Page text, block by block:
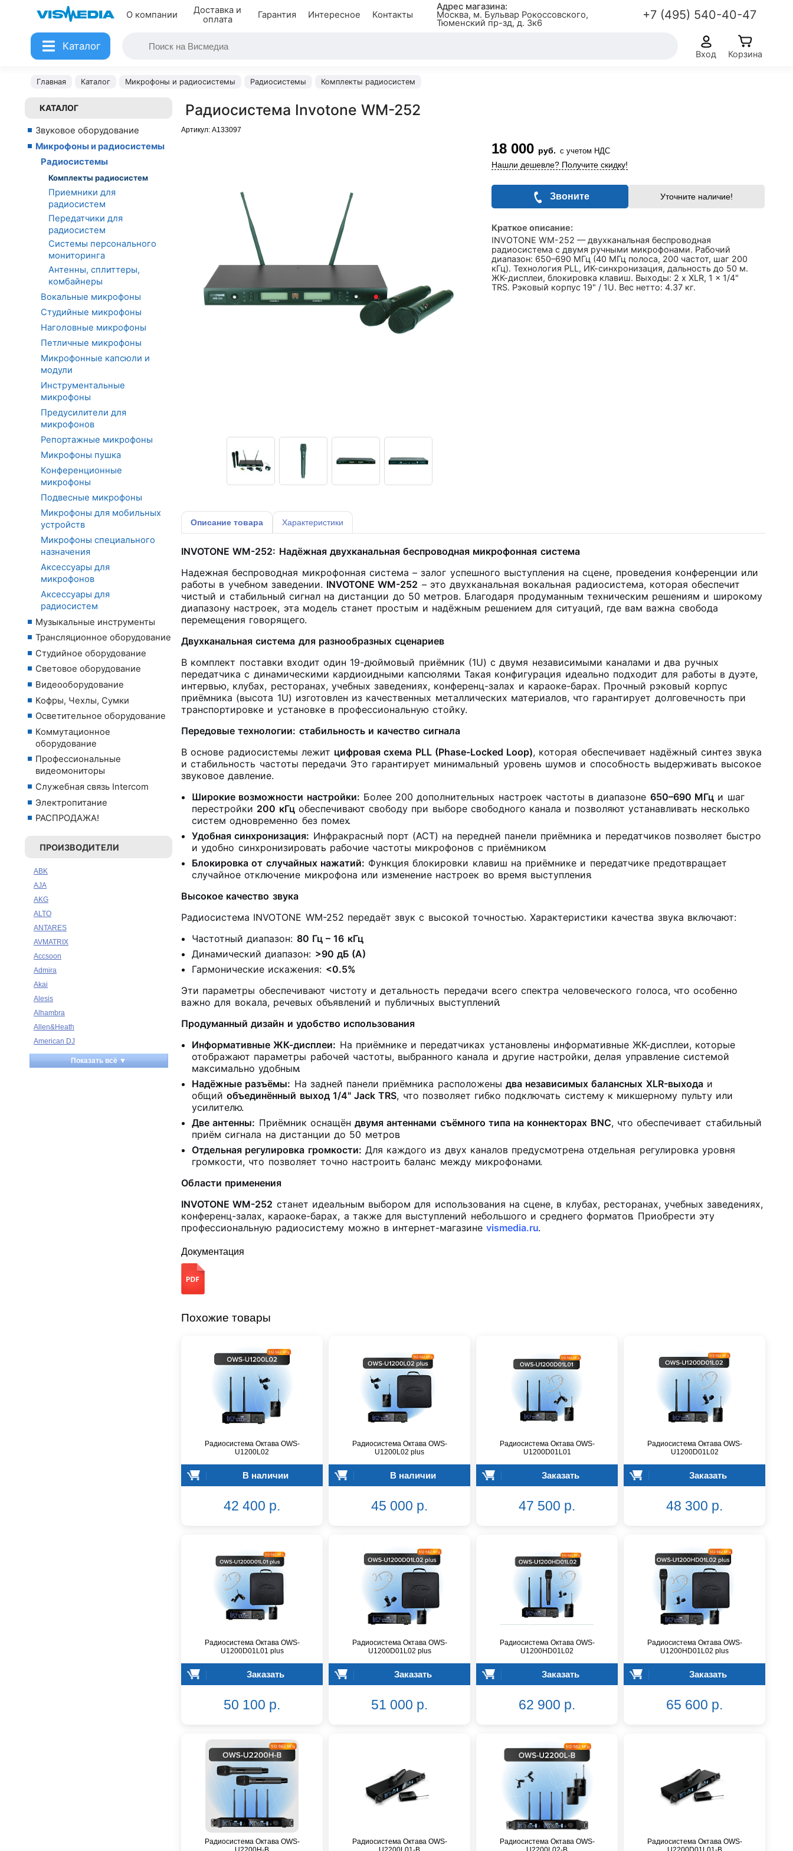
О компании
Доставка и
оплата
Гарантия Интересное Контакты
Адрес магазина:
Москва, м. Бульвар Рокоссовского,
Тюменский пр-зд, д. 3к6
+7 (495) 540-40-47
Каталог
Вход Корзина
Главная Каталог Микрофоны и радиосистемы Радиосистемы Комплекты радиосистем
КАТАЛОГ
Звуковое оборудование
Микрофоны и радиосистемы
Радиосистемы
Комплекты радиосистем
Приемники для
радиосистем
Передатчики для
радиосистем
Системы персонального
мониторинга
Антенны, сплиттеры,
комбайнеры
Вокальные микрофоны
Студийные микрофоны
Наголовные микрофоны
Петличные микрофоны
Микрофонные капсюли и
модули
Инструментальные
микрофоны
Предусилители для
микрофонов
Репортажные микрофоны
Микрофоны пушка
Конференционные
микрофоны
Подвесные микрофоны
Микрофоны для мобильных
устройств
Микрофоны специального
назначения
Аксессуары для
микрофонов
Аксессуары для
радиосистем
Музыкальные инструменты
Трансляционное оборудование
Студийное оборудование
Световое оборудование
Видеооборудование
Кофры, Чехлы, Сумки
Осветительное оборудование
Коммутационное
оборудование
Профессиональные
видеомониторы
Служебная связь Intercom
Электропитание
РАСПРОДАЖА!
ПРОИЗВОДИТЕЛИ
ABK
AJA
AKG
ALTO
ANTARES
AVMATRIX
Accsoon
Admira
Akai
Alesis
Alhambra
Allen&Heath
American DJ
Ampeg
Apart
Показать всё ▼
Радиосистема Invotone WM-252
Артикул: A133097
18 000 руб. с учетом НДС
Нашли дешевле? Получите скидку!
Звоните Уточните наличие!
Краткое описание:
INVOTONE WM-252 — двухканальная беспроводная
радиосистема с двумя ручными микрофонами. Рабочий
диапазон: 650–690 МГц (40 МГц полоса, 200 частот, шаг 200
кГц). Технология PLL, ИК-синхронизация, дальность до 50 м.
ЖК-дисплеи, блокировка клавиш. Выходы: 2 x XLR, 1 x 1/4"
TRS. Рэковый корпус 19" / 1U. Вес нетто: 4.37 кг.
Описание товара Характеристики
INVOTONE WM-252: Надёжная двухканальная беспроводная микрофонная система
Надежная беспроводная микрофонная система – залог успешного выступления на сцене, проведения конференции или
работы в учебном заведении. INVOTONE WM-252 – это двухканальная вокальная радиосистема, которая обеспечит
чистый и стабильный сигнал на дистанции до 50 метров. Благодаря продуманным техническим решениям и широкому
диапазону настроек, эта модель станет простым и надёжным решением для ситуаций, где вам важна свобода
перемещения говорящего.
Двухканальная система для разнообразных сценариев
В комплект поставки входит один 19-дюймовый приёмник (1U) с двумя независимыми каналами и два ручных
передатчика с динамическими кардиоидными капсюлями. Такая конфигурация идеально подходит для работы в дуэте,
интервью, клубах, ресторанах, учебных заведениях, конференц-залах и караоке-барах. Прочный рэковый корпус
приёмника (высота 1U) изготовлен из качественных металлических материалов, что гарантирует долговечность при
транспортировке и установке в профессиональную стойку.
Передовые технологии: стабильность и качество сигнала
В основе радиосистемы лежит цифровая схема PLL (Phase-Locked Loop), которая обеспечивает надёжный синтез звука
и стабильность частоты передачи. Это гарантирует минимальный уровень шумов и способность выдерживать высокое
звуковое давление.
Широкие возможности настройки: Более 200 дополнительных настроек частоты в диапазоне 650–690 МГци шаг
перестройки 200 кГцобеспечивают свободу при выборе свободного канала и позволяют устанавливать несколько
систем одновременно без помех.
Удобная синхронизация: Инфракрасный порт (ACT) на передней панели приёмника и передатчиков позволяет быстро
и удобно синхронизировать рабочие частоты микрофонов с приёмником.
Блокировка от случайных нажатий: Функция блокировки клавиш на приёмнике и передатчике предотвращает
случайное отключение микрофона или изменение настроек во время выступления.
Высокое качество звука
Радиосистема INVOTONE WM-252 передаёт звук с высокой точностью. Характеристики качества звука включают:
Частотный диапазон: 80 Гц – 16 кГц
Динамический диапазон: >90 дБ (А)
Гармонические искажения: <0.5%
Эти параметры обеспечивают чистоту и детальность передачи всего спектра человеческого голоса, что особенно
важно для вокала, речевых объявлений и публичных выступлений.
Продуманный дизайн и удобство использования
Информативные ЖК-дисплеи: На приёмнике и передатчиках установлены информативные ЖК-дисплеи, которые
отображают параметры рабочей частоты, выбранного канала и другие настройки, делая управление системой
максимально удобным.
Надёжные разъёмы: На задней панели приёмника расположены два независимых балансных XLR-выходаи
общийобъединённый выход 1/4" Jack TRS, что позволяет гибко подключать систему к микшерному пульту или
усилителю.
Две антенны: Приёмник оснащёндвумя антеннами съёмного типа на коннекторах BNC, что обеспечивает стабильный
приём сигнала на дистанции до 50 метров.
Отдельная регулировка громкости: Для каждого из двух каналов предусмотрена отдельная регулировка уровня
громкости, что позволяет точно настроить баланс между микрофонами.
Области применения
INVOTONE WM-252 станет идеальным выбором для использования на сцене, в клубах, ресторанах, учебных заведениях,
конференц-залах, караоке-барах, а также для выступлений небольшого и среднего форматов. Приобрести эту
профессиональную радиосистему можно в интернет-магазинеvismedia.ru.
Документация
Похожие товары
Радиосистема Октава OWS-
U1200L02
В наличии
42 400 р.
Радиосистема Октава OWS-
U1200L02 plus
В наличии
45 000 р.
Радиосистема Октава OWS-
U1200D01L01
Заказать
47 500 р.
Радиосистема Октава OWS-
U1200D01L02
Заказать
48 300 р.
Радиосистема Октава OWS-
U1200D01L01 plus
Заказать
50 100 р.
Радиосистема Октава OWS-
U1200D01L02 plus
Заказать
51 000 р.
Радиосистема Октава OWS-
U1200HD01L02
Заказать
62 900 р.
Радиосистема Октава OWS-
U1200HD01L02 plus
Заказать
65 600 р.
Радиосистема Октава OWS-
Радиосистема Октава OWS-
Радиосистема Октава OWS-
Радиосистема Октава OWS-